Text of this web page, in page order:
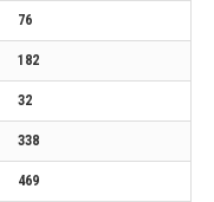
76
182
32
338
469